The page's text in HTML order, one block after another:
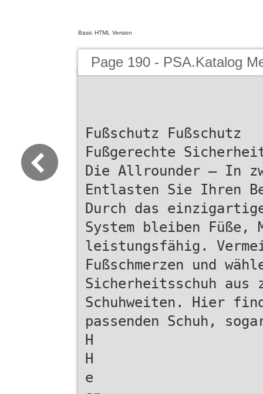
Basic HTML Version
Page 190 - PSA.Katalog
Fußschutz Fußschutz
Fußgerechte
Die Allrounder – In
Entlasten Sie Ihren
Durch das
System bleiben
leistungsfähig.
Fußschmerzen und
Sicherheitsschuh aus
Schuhweiten. Hier
passenden Schuh,
H
H
e